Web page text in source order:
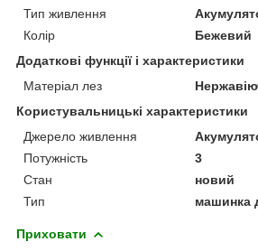
Тип живлення
Колір
Бежевий
Додаткові функції і характеристики
Матеріал лез
Користувальницькі характеристики
Джерело живлення
Потужність
3
Стан
новий
Тип
машинка
Приховати